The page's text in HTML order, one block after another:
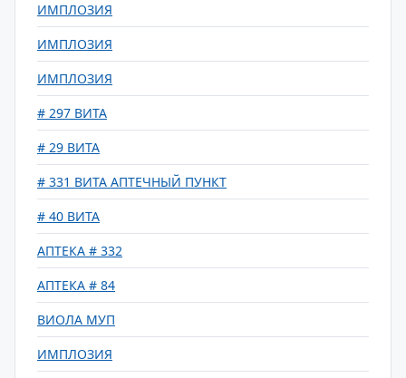
ИМПЛОЗИЯ
ИМПЛОЗИЯ
ИМПЛОЗИЯ
# 297 ВИТА
# 29 ВИТА
# 331 ВИТА АПТЕЧНЫЙ ПУНКТ
# 40 ВИТА
АПТЕКА # 332
АПТЕКА # 84
ВИОЛА МУП
ИМПЛОЗИЯ